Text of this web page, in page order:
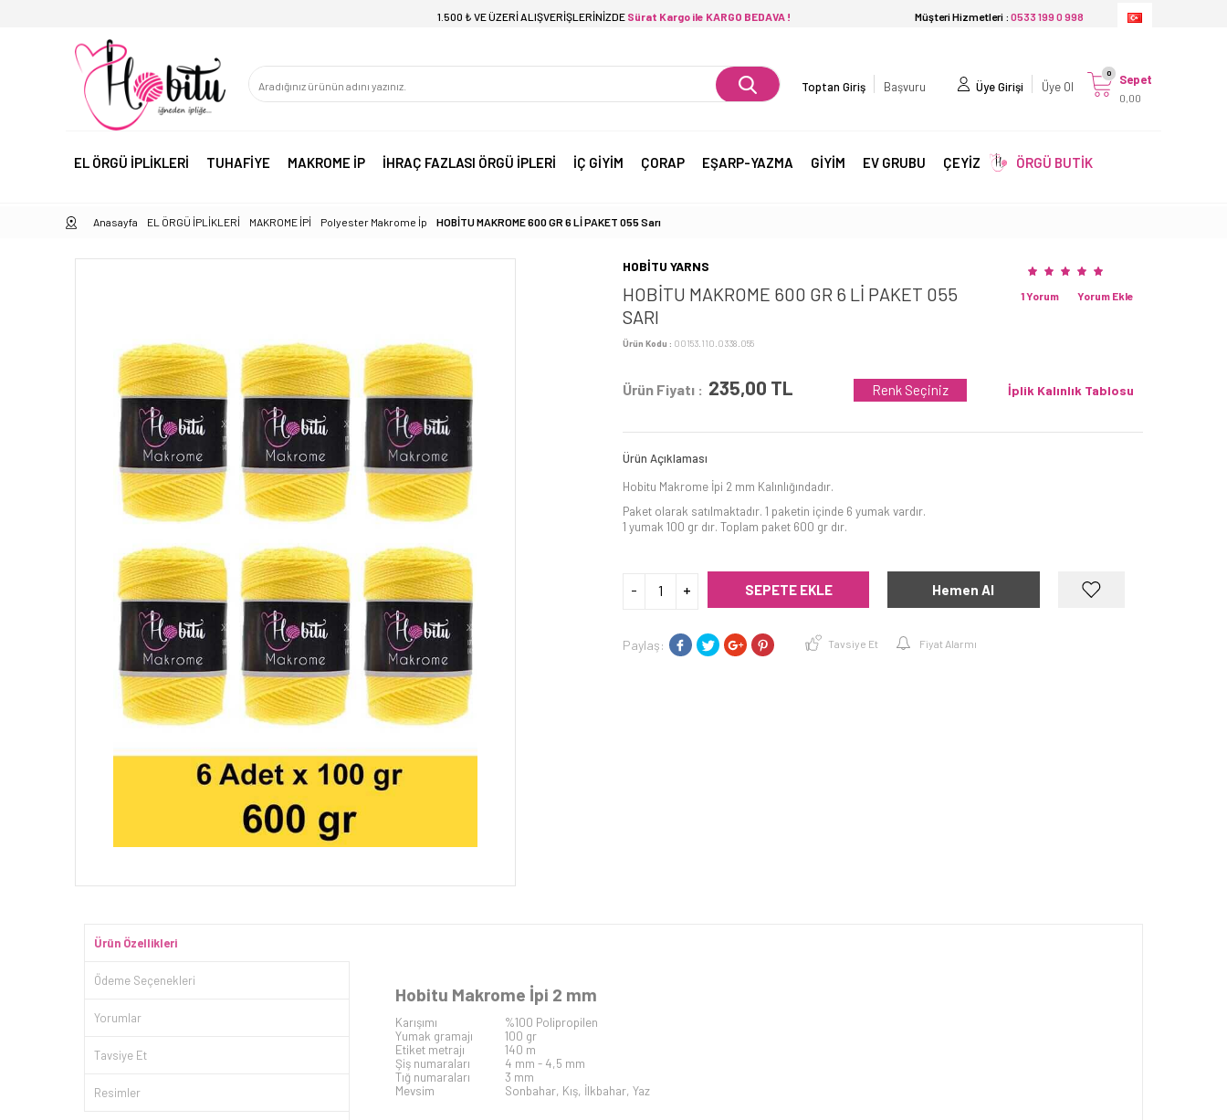
1.500 ₺ VE ÜZERİ ALIŞVERİŞLERİNİZDE Sürat Kargo ile KARGO BEDAVA ! Müşteri Hizmetleri : 0533 199 0 998
Başvuru
Toptan Giriş Üye Girişi Üye Ol Sepet
0,00
0
EL ÖRGÜ İPLİKLERİ TUHAFİYE MAKROME İP İHRAÇ FAZLASI ÖRGÜ İPLERİ İÇ GİYİM ÇORAP EŞARP-YAZMA GİYİM EV GRUBU ÇEYİZ ÖRGÜ BUTİK
Anasayfa EL ÖRGÜ İPLİKLERİ MAKROME İPİ Polyester Makrome İp HOBİTU MAKROME 600 GR 6 Lİ PAKET 055 Sarı
HOBİTU YARNS
HOBİTU MAKROME 600 GR 6 Lİ PAKET 055
SARI
Ürün Kodu : 00153.110.0338.055
Yorum Ekle
1 Yorum
Ürün Fiyatı : 235,00 TL İplik Kalınlık Tablosu
Renk Seçiniz
Ürün Açıklaması
Hobitu Makrome İpi 2 mm Kalınlığındadır.
Paket olarak satılmaktadır. 1 paketin içinde 6 yumak vardır.
1 yumak 100 gr dır. Toplam paket 600 gr dır.
SEPETE EKLE Hemen Al
Paylaş: Tavsiye Et Fiyat Alarmı
Ürün Özellikleri
Ödeme Seçenekleri
Yorumlar
Tavsiye Et
Resimler
Hobitu Makrome İpi 2 mm
Karışımı
%100 Polipropilen
Yumak gramajı
100 gr
Etiket metrajı
140 m
Şiş numaraları
4 mm - 4,5 mm
Tığ numaraları
3 mm
Mevsim
Sonbahar, Kış, İlkbahar, Yaz